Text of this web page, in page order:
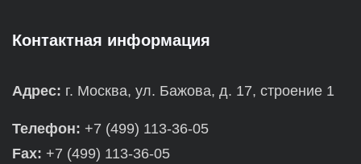
Контактная информация
Адрес: г. Москва, ул. Бажова, д. 17, строение 1
Телефон: +7 (499) 113-36-05
Fax: +7 (499) 113-36-05